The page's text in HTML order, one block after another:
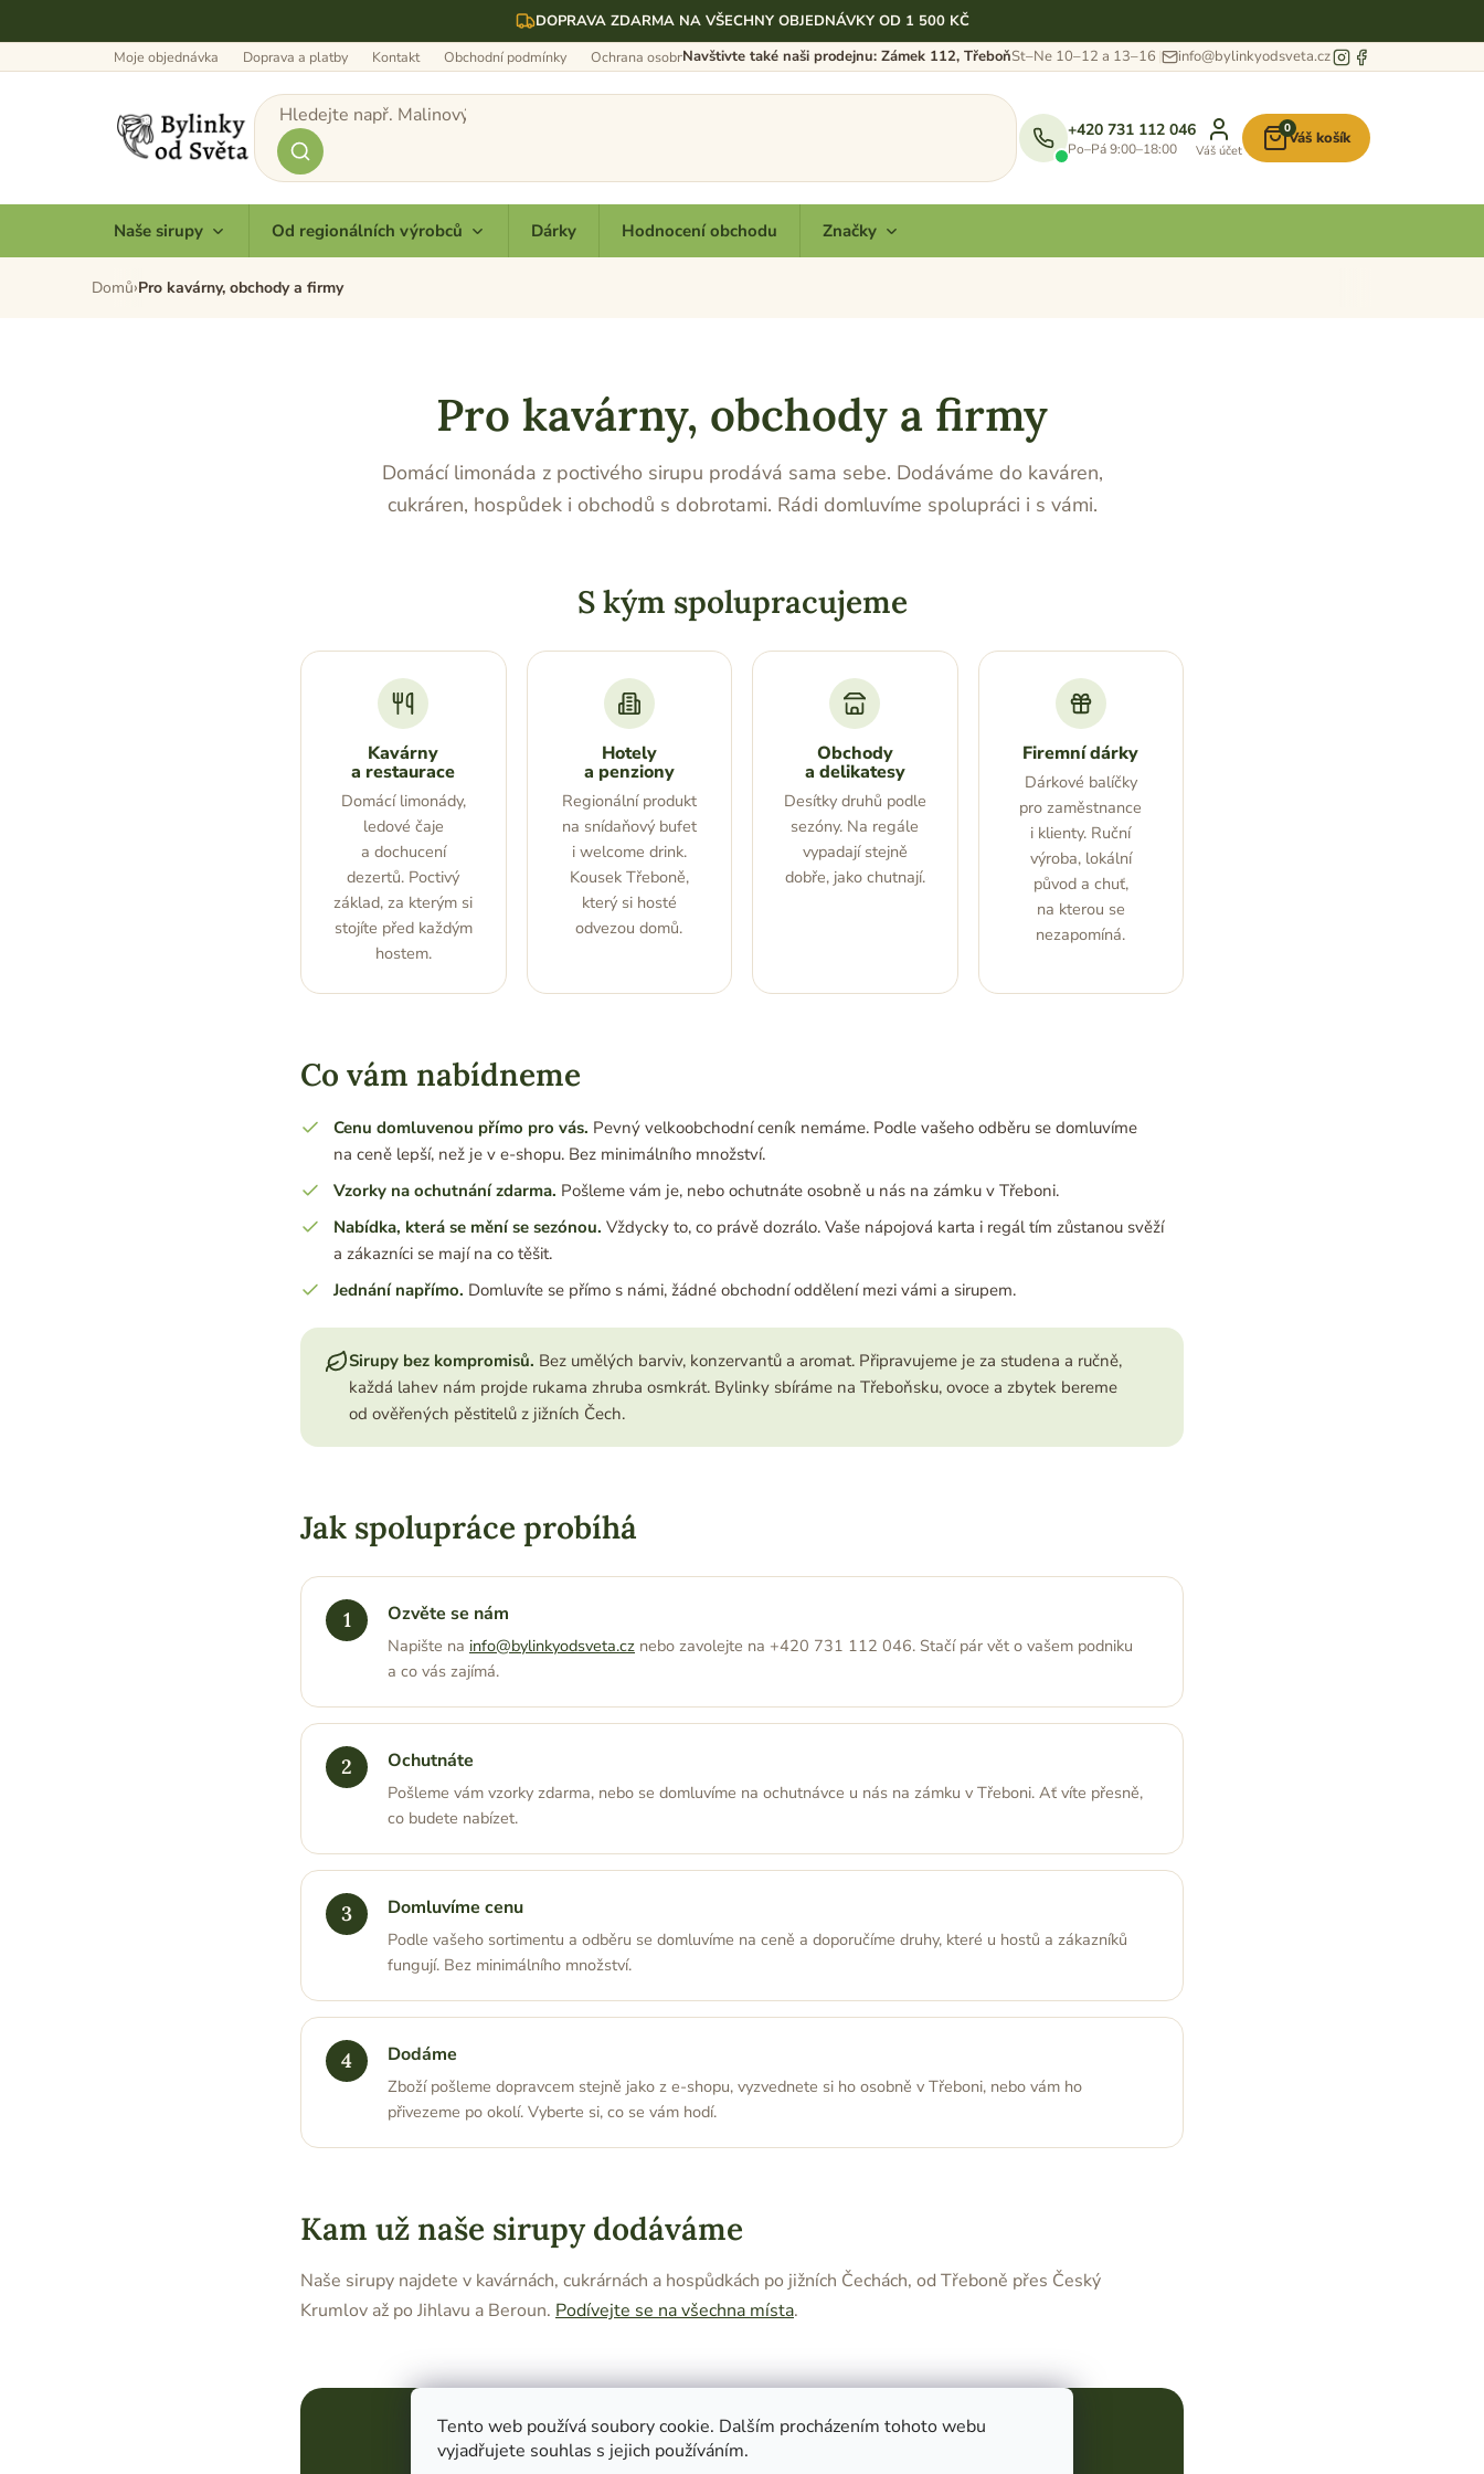
Tento web používá soubory cookie. Dalším procházením tohoto webu
vyjadřujete souhlas s jejich používáním.
DOPRAVA ZDARMA NA VŠECHNY OBJEDNÁVKY OD 1 500 KČ
Navštivte také naši prodejnu: Zámek 112, TřeboňSt–Ne 10–12 a 13–16 info@bylinkyodsveta.cz
Moje objednávka Doprava a platby Kontakt Obchodní podmínky Ochrana osobních údajů
+420 731 112 046
Po–Pá 9:00–18:00 Váš účet
Nákupní
košík
0
Váš košík
Naše sirupy Od regionálních výrobců Dárky Hodnocení obchodu Značky
Domů Pro kavárny, obchody a firmy
Pro kavárny, obchody a firmy
Domácí limonáda z poctivého sirupu prodává sama sebe. Dodáváme do kaváren,
cukráren, hospůdek i obchodů s dobrotami. Rádi domluvíme spolupráci i s vámi.
S kým spolupracujeme
Kavárny
a restaurace
Domácí limonády,
ledové čaje
a dochucení
dezertů. Poctivý
základ, za kterým si
stojíte před každým
hostem.
Hotely
a penziony
Regionální produkt
na snídaňový bufet
i welcome drink.
Kousek Třeboně,
který si hosté
odvezou domů.
Obchody
a delikatesy
Desítky druhů podle
sezóny. Na regále
vypadají stejně
dobře, jako chutnají.
Firemní dárky
Dárkové balíčky
pro zaměstnance
i klienty. Ruční
výroba, lokální
původ a chuť,
na kterou se
nezapomíná.
Co vám nabídneme
Cenu domluvenou přímo pro vás. Pevný velkoobchodní ceník nemáme. Podle vašeho odběru se domluvíme
na ceně lepší, než je v e-shopu. Bez minimálního množství.
Vzorky na ochutnání zdarma. Pošleme vám je, nebo ochutnáte osobně u nás na zámku v Třeboni.
Nabídka, která se mění se sezónou. Vždycky to, co právě dozrálo. Vaše nápojová karta i regál tím zůstanou svěží
a zákazníci se mají na co těšit.
Jednání napřímo. Domluvíte se přímo s námi, žádné obchodní oddělení mezi vámi a sirupem.
Sirupy bez kompromisů. Bez umělých barviv, konzervantů a aromat. Připravujeme je za studena a ručně,
každá lahev nám projde rukama zhruba osmkrát. Bylinky sbíráme na Třeboňsku, ovoce a zbytek bereme
od ověřených pěstitelů z jižních Čech.
Jak spolupráce probíhá
Ozvěte se nám
Napište na info@bylinkyodsveta.cz nebo zavolejte na +420 731 112 046. Stačí pár vět o vašem podniku
a co vás zajímá.
Ochutnáte
Pošleme vám vzorky zdarma, nebo se domluvíme na ochutnávce u nás na zámku v Třeboni. Ať víte přesně,
co budete nabízet.
Domluvíme cenu
Podle vašeho sortimentu a odběru se domluvíme na ceně a doporučíme druhy, které u hostů a zákazníků
fungují. Bez minimálního množství.
Dodáme
Zboží pošleme dopravcem stejně jako z e-shopu, vyzvednete si ho osobně v Třeboni, nebo vám ho
přivezeme po okolí. Vyberte si, co se vám hodí.
Kam už naše sirupy dodáváme
Naše sirupy najdete v kavárnách, cukrárnách a hospůdkách po jižních Čechách, od Třeboně přes Český
Krumlov až po Jihlavu a Beroun. Podívejte se na všechna místa.
Pojďme probrat spolupráci